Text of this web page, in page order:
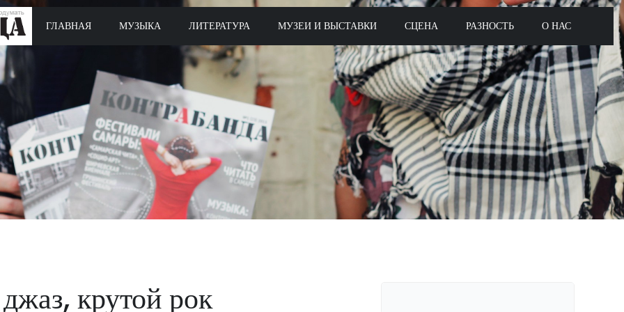
ГЛАВНАЯ МУЗЫКА ЛИТЕРАТУРА МУЗЕИ И ВЫСТАВКИ СЦЕНА РАЗНОСТЬ О НАС
крутой рок